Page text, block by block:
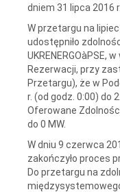
dniem 31 lipca 2016
W przetargu na
udostępniło
UKRENERGOàPSE,
Rezerwacji, przy
Przetargu), że w
r. (od godz. 0:00) do
Oferowane
do 0 MW.
W dniu 9 czerwca
zakończyło proces
Do przetargu na
międzysystemowego